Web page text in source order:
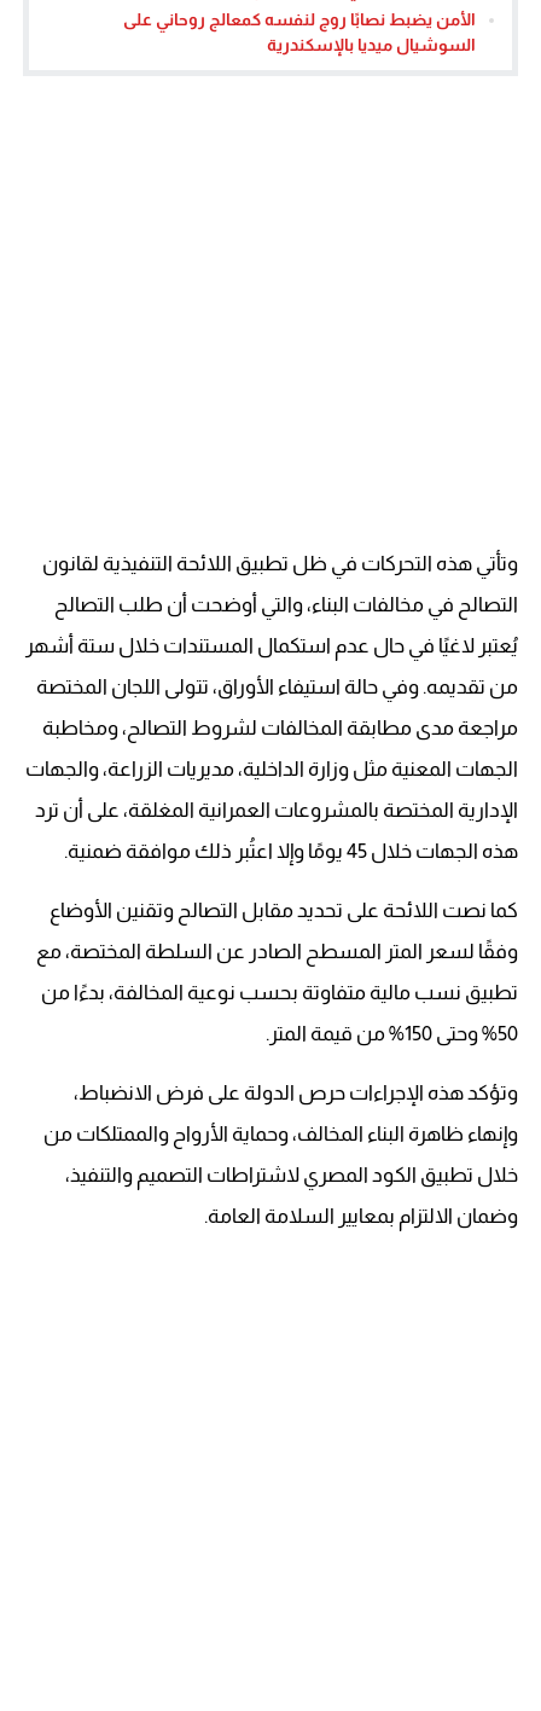
الأمن يضبط نصابًا روج لنفسه كمعالج روحاني على
السوشيال ميديا بالإسكندرية
وتأتي هذه التحركات في ظل تطبيق اللائحة التنفيذية لقانون
التصالح في مخالفات البناء، والتي أوضحت أن طلب التصالح
يُعتبر لاغيًا في حال عدم استكمال المستندات خلال ستة أشهر
من تقديمه. وفي حالة استيفاء الأوراق، تتولى اللجان المختصة
مراجعة مدى مطابقة المخالفات لشروط التصالح، ومخاطبة
الجهات المعنية مثل وزارة الداخلية، مديريات الزراعة، والجهات
الإدارية المختصة بالمشروعات العمرانية المغلقة، على أن ترد
هذه الجهات خلال 45 يومًا وإلا اعتُبر ذلك موافقة ضمنية.
كما نصت اللائحة على تحديد مقابل التصالح وتقنين الأوضاع
وفقًا لسعر المتر المسطح الصادر عن السلطة المختصة، مع
تطبيق نسب مالية متفاوتة بحسب نوعية المخالفة، بدءًا من
50% وحتى 150% من قيمة المتر.
وتؤكد هذه الإجراءات حرص الدولة على فرض الانضباط،
وإنهاء ظاهرة البناء المخالف، وحماية الأرواح والممتلكات من
خلال تطبيق الكود المصري لاشتراطات التصميم والتنفيذ،
وضمان الالتزام بمعايير السلامة العامة.